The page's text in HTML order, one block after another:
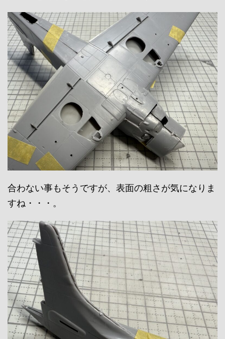
合わない事もそうですが、表面の粗さが気になりま
すね・・・。